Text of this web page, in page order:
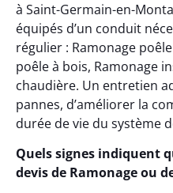
à Saint-Germain-en-
équipés d’un conduit
régulier : Ramonage
poêle à bois, Ramonage
chaudière. Un entretien
pannes, d’améliorer la
durée de vie du système
Quels signes indiquent
devis de Ramonage ou